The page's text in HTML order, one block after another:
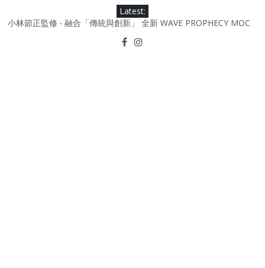
to
Latest:
小林節正監修 ‧ 融合「傳統與創新」 全新 WAVE PROPHECY MOC
Under Armour Curry 12最新簽名鞋升級登場 Curry USA 夢幻配色